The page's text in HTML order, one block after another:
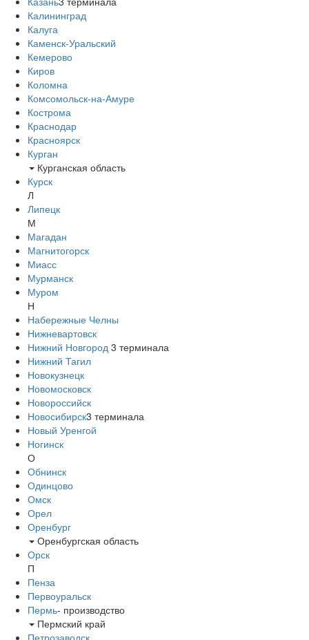
Калининград
Калуга
Каменск-Уральский
Кемерово
Киров
Коломна
Комсомольск-на-Амуре
Кострома
Краснодар
Красноярск
Курган
Курганская область
Курск
Л
Липецк
М
Магадан
Магнитогорск
Миасс
Мурманск
Муром
Н
Набережные Челны
Нижневартовск
Нижний Новгород 3 терминала
Нижний Тагил
Новокузнецк
Новомосковск
Новороссийск
Новосибирск3 терминала
Новый Уренгой
Ногинск
О
Обнинск
Одинцово
Омск
Орел
Оренбург
Оренбургская область
Орск
П
Пенза
Первоуральск
Пермь- производство
Пермский край
Петрозаводск